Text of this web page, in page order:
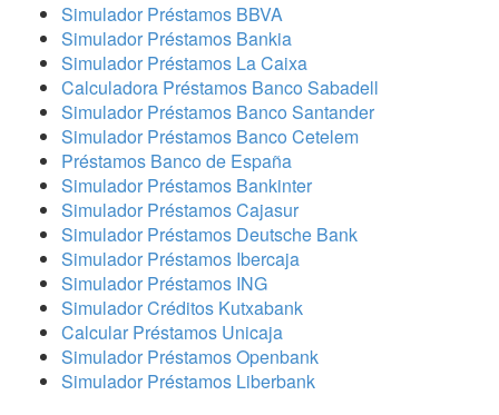
Simulador Préstamos BBVA
Simulador Préstamos Bankia
Simulador Préstamos La Caixa
Calculadora Préstamos Banco Sabadell
Simulador Préstamos Banco Santander
Simulador Préstamos Banco Cetelem
Préstamos Banco de España
Simulador Préstamos Bankinter
Simulador Préstamos Cajasur
Simulador Préstamos Deutsche Bank
Simulador Préstamos Ibercaja
Simulador Préstamos ING
Simulador Créditos Kutxabank
Calcular Préstamos Unicaja
Simulador Préstamos Openbank
Simulador Préstamos Liberbank